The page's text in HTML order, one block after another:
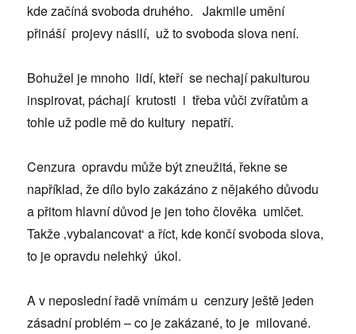
kde začíná svoboda druhého. Jakmile umění
přináší projevy násilí, už to svoboda slova není.
Bohužel je mnoho lidí, kteří se nechají pakulturou
inspirovat, páchají krutosti i třeba vůči zvířatům a
tohle už podle mě do kultury nepatří.
Cenzura opravdu může být zneužitá, řekne se
například, že dílo bylo zakázáno z nějakého důvodu
a přitom hlavní důvod je jen toho člověka umlčet.
Takže ‚vybalancovat‘ a říct, kde končí svoboda slova,
to je opravdu nelehký úkol.
A v neposlední řadě vnímám u cenzury ještě jeden
zásadní problém – co je zakázané, to je milované.